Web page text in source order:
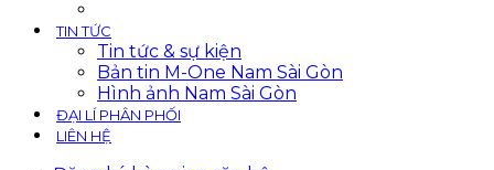
TIN TỨC
Tin tức & sự kiện
Bản tin M-One Nam Sài Gòn
Hình ảnh Nam Sài Gòn
ĐẠI LÍ PHÂN PHỐI
LIÊN HỆ